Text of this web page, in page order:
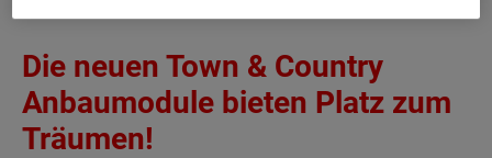
Die neuen Town & Country
Anbaumodule bieten Platz zum
Träumen!